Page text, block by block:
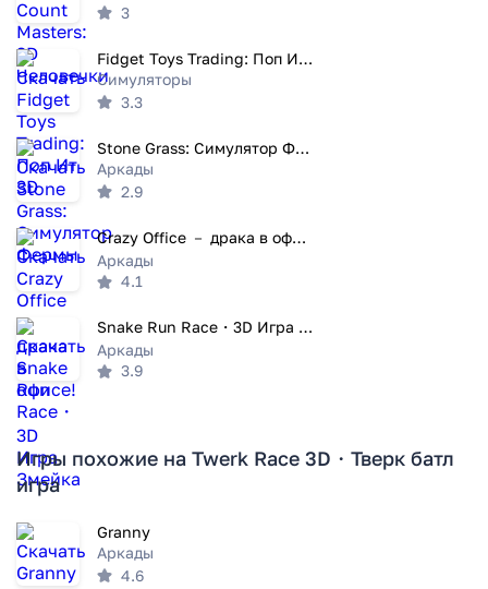
3
Fidget Toys Trading: Поп Ит 3D
Симуляторы
3.3
Stone Grass: Симулятор Фермы
Аркады
2.9
Crazy Office － драка в офисе!
Аркады
4.1
Snake Run Race・3D Игра Змейка
Аркады
3.9
Игры похожие на Twerk Race 3D・Тверк батл
игра
Granny
Аркады
4.6